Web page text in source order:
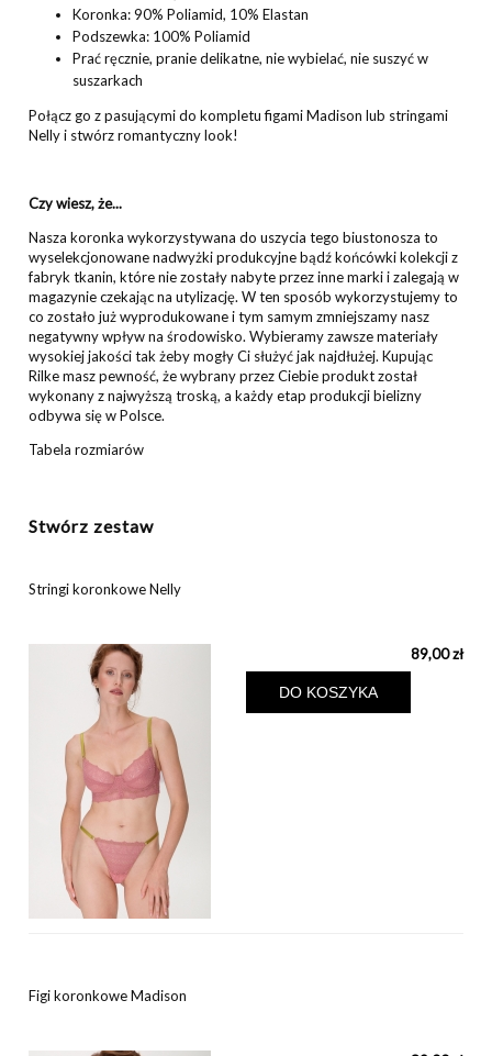
Koronka: 90% Poliamid, 10% Elastan
Podszewka: 100% Poliamid
Prać ręcznie, pranie delikatne, nie wybielać, nie suszyć w
suszarkach
Połącz go z pasującymi do kompletufigami Madison lub stringami
Nellyi stwórz romantyczny look!
Czy wiesz, że...
Nasza koronka wykorzystywana do uszycia tego biustonosza to
wyselekcjonowane nadwyżki produkcyjne bądź końcówki kolekcji z
fabryk tkanin, które nie zostały nabyte przez inne marki i zalegają w
magazynie czekając na utylizację. W ten sposób wykorzystujemy to
co zostało już wyprodukowane i tym samym zmniejszamy nasz
negatywny wpływ na środowisko. Wybieramy zawsze materiały
wysokiej jakości tak żeby mogły Ci służyć jak najdłużej. Kupując
Rilke masz pewność, że wybrany przez Ciebie produkt został
wykonany z najwyższą troską, a każdy etap produkcji bielizny
odbywa się w Polsce.
Tabela rozmiarów
Stwórz zestaw
Stringi koronkowe Nelly
89,00 zł
DO KOSZYKA
Figi koronkowe Madison